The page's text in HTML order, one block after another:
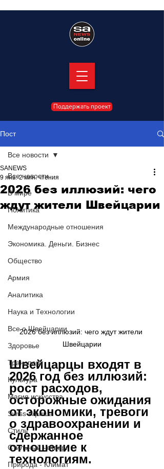
Поддержать проект
Пост
Все новости
В мире
Политика
Международные отношения
Экономика. Деньги. Бизнес
Общество
Армия
Аналитика
Наука и Технологии
Все о Швейцарии
Здоровье
Транспорт
Культура
Магия искусства
Swiss Афиша
Стиль
Стильный четверг
Природа - Климат
Все новости
2026 без иллюзий: чего
ждут жители Швейцарии
SANEWS
9 янв. 2 мин. чтения
2026 без иллюзий: чего ждут жители
Швейцарии
Швейцарцы входят в
2026 год без иллюзий:
рост расходов,
осторожные ожидания
от экономики, тревоги
о здравоохранении и
сдержанное
отношение к
технологиям.